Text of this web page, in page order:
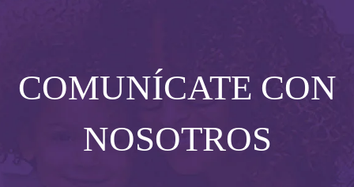
COMUNÍCATE CON
NOSOTROS